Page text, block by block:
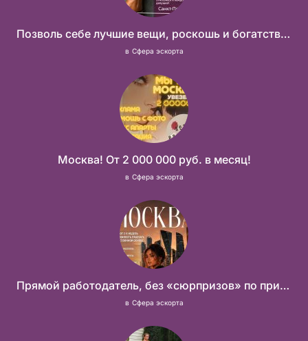
Позволь себе лучшие вещи, роскошь и богатство. Наши условия тебе понравятся! Действительно отличные условия и поддержка!
в Сфера эскорта
Москва! От 2 000 000 руб. в месяц!
в Сфера эскорта
Прямой работодатель, без «сюрпризов» по приезду
в Сфера эскорта